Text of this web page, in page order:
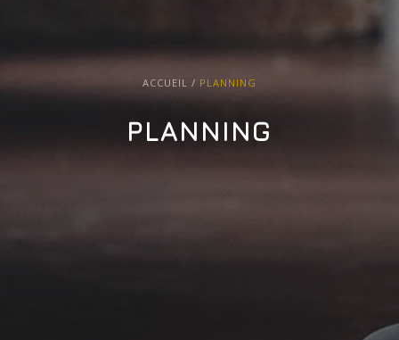
ACCUEIL / PLANNING
PLANNING